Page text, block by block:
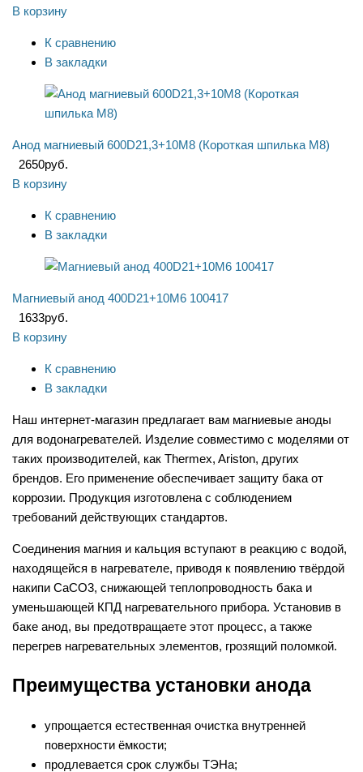
В корзину
К сравнению
В закладки
Анод магниевый 600D21,3+10M8 (Короткая шпилька М8)
2650руб.
В корзину
К сравнению
В закладки
Магниевый анод 400D21+10M6 100417
1633руб.
В корзину
К сравнению
В закладки
Наш интернет-магазин предлагает вам магниевые аноды
для водонагревателей. Изделие совместимо с моделями от
таких производителей, как Thermex, Ariston, других
брендов. Его применение обеспечивает защиту бака от
коррозии. Продукция изготовлена с соблюдением
требований действующих стандартов.
Соединения магния и кальция вступают в реакцию с водой,
находящейся в нагревателе, приводя к появлению твёрдой
накипи СаСО3, снижающей теплопроводность бака и
уменьшающей КПД нагревательного прибора. Установив в
баке анод, вы предотвращаете этот процесс, а также
перегрев нагревательных элементов, грозящий поломкой.
Преимущества установки анода
упрощается естественная очистка внутренней
поверхности ёмкости;
продлевается срок службы ТЭНа;